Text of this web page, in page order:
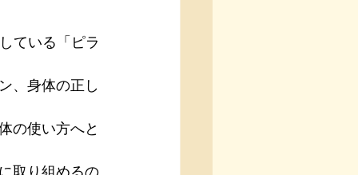
ている「ピラ
、身体の正し
の使い方へと